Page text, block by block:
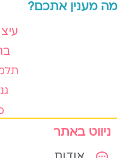
מה מענין אתכם?
ניווט באתר